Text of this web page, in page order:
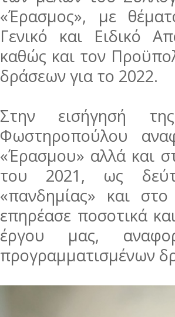
«Έρασμος», με
Γενικό και Ειδικό
καθώς και τον
δράσεων για το 2022.
Στην εισήγησή
Φωστηροπούλου
«Έρασμου» αλλά και
του 2021, ως
«πανδημίας» και
επηρέασε ποσοτικά
έργου μας,
προγραμματισμένων